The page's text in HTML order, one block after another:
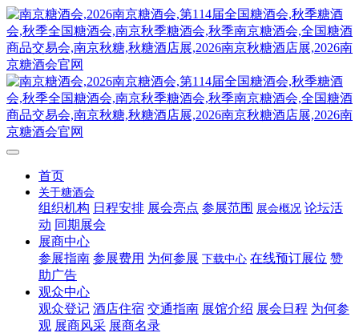
首页
关于糖酒会
组织机构 日程安排 展会亮点 参展范围 展会概况 论坛活
动 同期展会
展商中心
参展指南 参展费用 为何参展 下载中心 在线预订展位 赞
助广告
观众中心
观众登记 酒店住宿 交通指南 展馆介绍 展会日程 为何参
观 展商风采 展商名录